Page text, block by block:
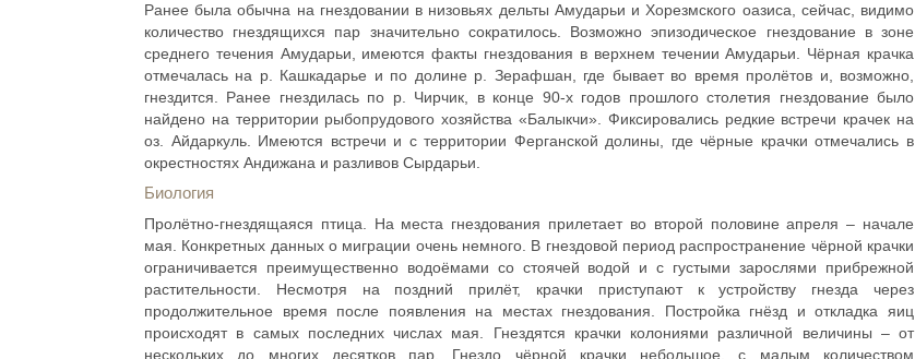
Ранее была обычна на гнездовании в низовьях дельты Амударьи и Хорезмского оазиса, сейчас, видимо
количество гнездящихся пар значительно сократилось. Возможно эпизодическое гнездование в зоне
среднего течения Амударьи, имеются факты гнездования в верхнем течении Амударьи. Чёрная крачка
отмечалась на р. Кашкадарье и по долине р. Зерафшан, где бывает во время пролётов и, возможно,
гнездится. Ранее гнездилась по р. Чирчик, в конце 90-х годов прошлого столетия гнездование было
найдено на территории рыбопрудового хозяйства «Балыкчи». Фиксировались редкие встречи крачек на
оз. Айдаркуль. Имеются встречи и с территории Ферганской долины, где чёрные крачки отмечались в
окрестностях Андижана и разливов Сырдарьи.
Биология
Пролётно-гнездящаяся птица. На места гнездования прилетает во второй половине апреля – начале
мая. Конкретных данных о миграции очень немного. В гнездовой период распространение чёрной крачки
ограничивается преимущественно водоёмами со стоячей водой и с густыми зарослями прибрежной
растительности. Несмотря на поздний прилёт, крачки приступают к устройству гнезда через
продолжительное время после появления на местах гнездования. Постройка гнёзд и откладка яиц
происходят в самых последних числах мая. Гнездятся крачки колониями различной величины – от
нескольких до многих десятков пар. Гнездо чёрной крачки небольшое, с малым количеством